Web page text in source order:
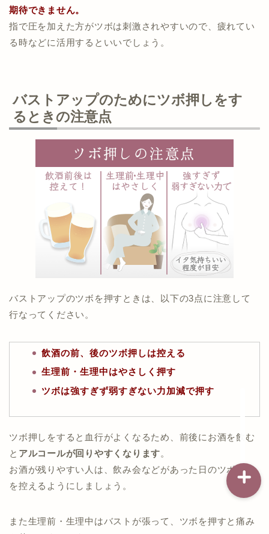
期待できません。
指で圧を加えた方がツボは刺激されやすいので、疲れてい
る時などに活用するといいでしょう。
バストアップのためにツボ押しをす
るときの注意点
バストアップのツボを押すときは、以下の3点に注意して
行なってください。
飲酒の前、後のツボ押しは控える
生理前・生理中はやさしく押す
ツボは強すぎず弱すぎない力加減で押す
ツボ押しをすると血行がよくなるため、前後にお酒を飲む
と アルコールが回りやすくなります。
お酒が残りやすい人は、飲み会などがあった日のツボ押し
を控えるようにしましょう。
また生理前・生理中はバストが張って、ツボを押すと痛み
ダイエット
バストアップ（育乳）